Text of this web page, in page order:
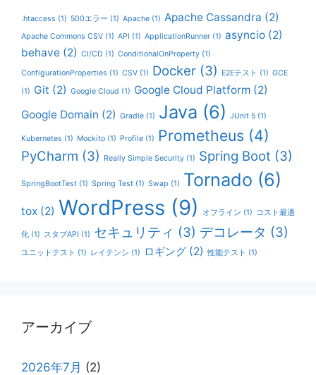
.htaccess (1) 500エラー (1) Apache (1) Apache Cassandra (2)
Apache Commons CSV (1) API (1) ApplicationRunner (1) asyncio (2)
behave (2) CI/CD (1) ConditionalOnProperty (1)
ConfigurationProperties (1) CSV (1) Docker (3) E2Eテスト (1) GCE
(1) Git (2) Google Cloud (1) Google Cloud Platform (2)
Google Domain (2) Gradle (1) Java (6) JUnit 5 (1)
Kubernetes (1) Mockito (1) Profile (1) Prometheus (4)
PyCharm (3) Really Simple Security (1) Spring Boot (3)
SpringBootTest (1) Spring Test (1) Swap (1) Tornado (6)
tox (2) WordPress (9) オフライン (1) コスト最適
化 (1) スタブAPI (1) セキュリティ (3) デコレータ (3)
ユニットテスト (1) レイテンシ (1) ロギング (2) 性能テスト (1)
アーカイブ
2026年7月 (2)